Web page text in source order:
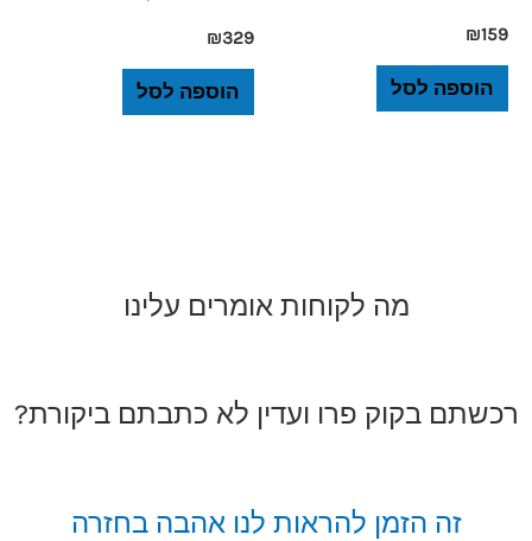
₪159
הוספה לסל
₪329
הוספה לסל
מה לקוחות אומרים עלינו
רכשתם בקוק פרו ועדין לא כתבתם ביקורת?
זה הזמן להראות לנו אהבה בחזרה